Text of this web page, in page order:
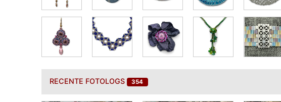
RECENTE FOTOLOGS 354